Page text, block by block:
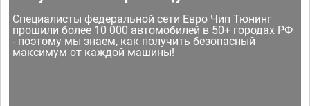
Специалисты федеральной сети Евро Чип Тюнинг
прошили более 10 000 автомобилей в 50+ городах РФ
- поэтому мы знаем, как получить безопасный
максимум от каждой машины!